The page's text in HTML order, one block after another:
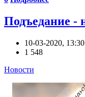
Подъедание -
10-03-2020, 13:30
1 548
Новости